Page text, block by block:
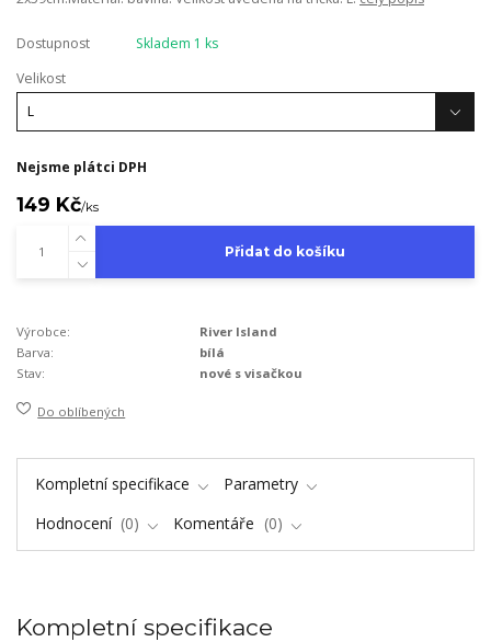
Dostupnost
Skladem 1 ks
Velikost
Nejsme plátci DPH
149 Kč/ks
Přidat do košíku
Výrobce:
River Island
Barva:
bílá
Stav:
nové s visačkou
Do oblíbených
Kompletní specifikace
Parametry
Hodnocení
0 Komentáře 0
Kompletní specifikace